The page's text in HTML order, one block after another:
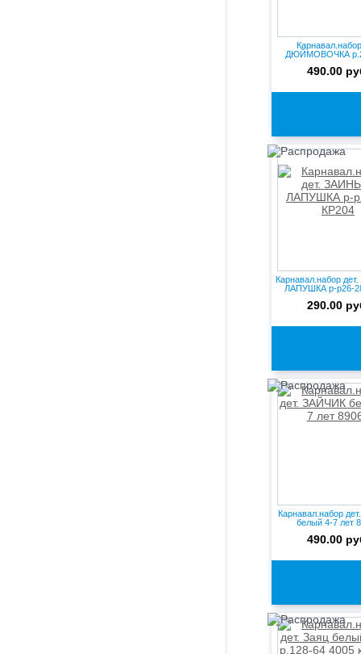
ДЮЙМОВОЧКА
490.00
Карнавал.набор
ЛАПУШКА р-р26-
290.00
Карнавал.набор
белый 4-7 лет
490.00